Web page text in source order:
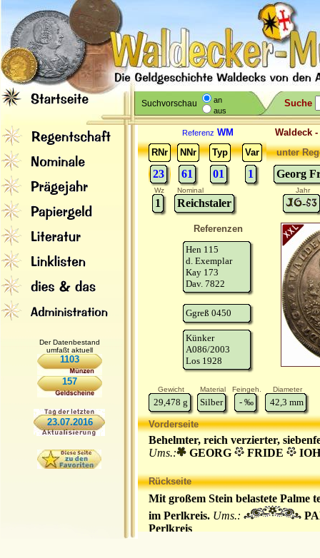
Suchvorschau
an
aus
Suche
Der Datenbestand
umfaßt aktuell
1103
157
23.07.2016
Referenz WM
RNr
NNr Typ Var
23 61 01 1
unter
Georg
Wz Nominal Jahr
1 Reichstaler -
Referenzen
Hen 115
d. Exemplar
Kay 173
Dav. 7822
Ggreß 0450
Künker
A086/2003
Los 1928
Gewicht Material Feingeh. Diameter
29,478 g Silber - ‰ 42,3 mm
Vorderseite
Behelmter, reich verzierter,
Ums.:
GEORG FRIDE
Rückseite
Mit großem Stein belastete Palme
im Perlkreis. Ums.:
Perlkreis